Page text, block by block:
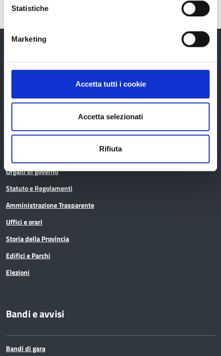
Statistiche
Marketing
Accetta tutti i cookie
Accetta selezionati
Rifiuta
Provincia di Reggio Emilia
La Provincia
Organi di governo
Statuto e Regolamenti
Amministrazione Trasparente
Uffici e orari
Storia della Provincia
Edifici e Parchi
Elezioni
Bandi e avvisi
Bandi di gara